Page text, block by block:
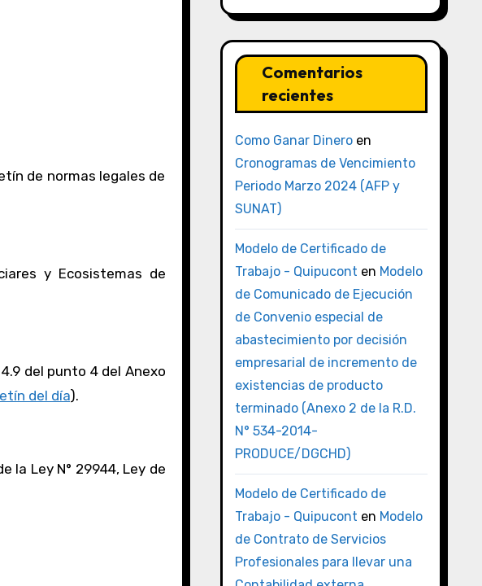
de normas legales de
y Ecosistemas de
del punto 4 del Anexo
del día).
la Ley N° 29944, Ley de
Comentarios
recientes
Como Ganar Dineroen
Cronogramas de Vencimiento
Periodo Marzo 2024 (AFP y
SUNAT)
Modelo de Certificado de
Trabajo - Quipucont en Modelo
de Comunicado de Ejecución
de Convenio especial de
abastecimiento por decisión
empresarial de incremento de
existencias de producto
terminado (Anexo 2 de la R.D.
N° 534-2014-
PRODUCE/DGCHD)
Modelo de Certificado de
Trabajo - Quipucont en Modelo
de Contrato de Servicios
Profesionales para llevar una